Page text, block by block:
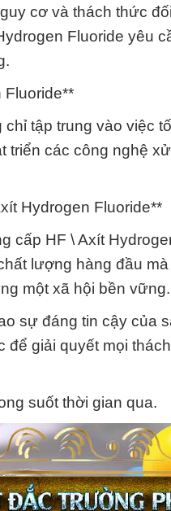
cơ và thách thức
Fluoride yêu
Fluoride**
tập trung vào việc
triển các công nghệ
Hydrogen Fluoride**
cấp HF \ Axít
lượng hàng đầu
một xã hội bền vững.
sự đáng tin cậy của
để giải quyết mọi
suốt thời gian qua.